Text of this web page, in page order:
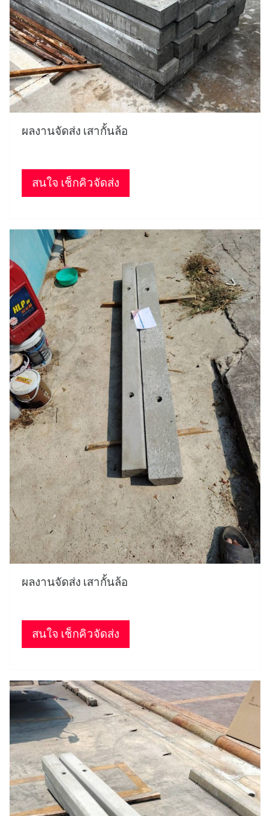
ผลงานจัดส่ง เสากั้นล้อ
สนใจ เช็กคิวจัดส่ง
ผลงานจัดส่ง เสากั้นล้อ
สนใจ เช็กคิวจัดส่ง